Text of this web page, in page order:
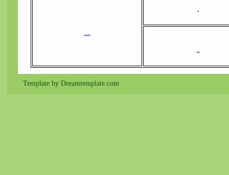
....
.
..
Template by Dreamtemplate.com